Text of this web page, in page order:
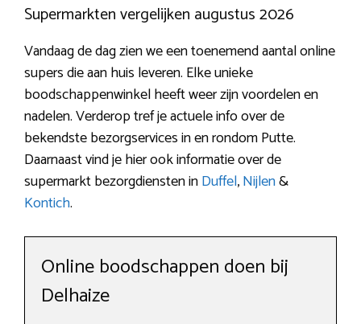
Supermarkten vergelijken augustus 2026
Vandaag de dag zien we een toenemend aantal online
supers die aan huis leveren. Elke unieke
boodschappenwinkel heeft weer zijn voordelen en
nadelen. Verderop tref je actuele info over de
bekendste bezorgservices in en rondom Putte.
Daarnaast vind je hier ook informatie over de
supermarkt bezorgdiensten inDuffel,Nijlen&
Kontich.
Online boodschappen doen bij
Delhaize